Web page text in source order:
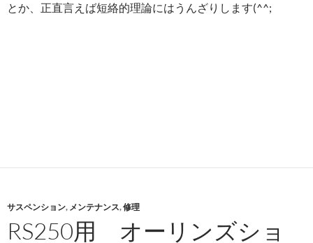
とか、正直言えば短絡的理論にはうんざりします(^^;
サスペンション, メンテナンス,修理
RS250用 オーリンズショ